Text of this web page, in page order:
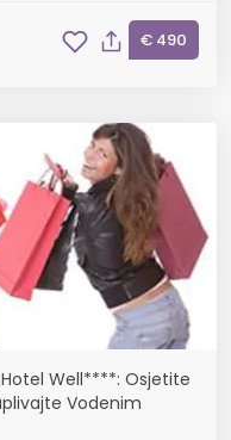
€ 490
Well****: Osjetite
Vodenim